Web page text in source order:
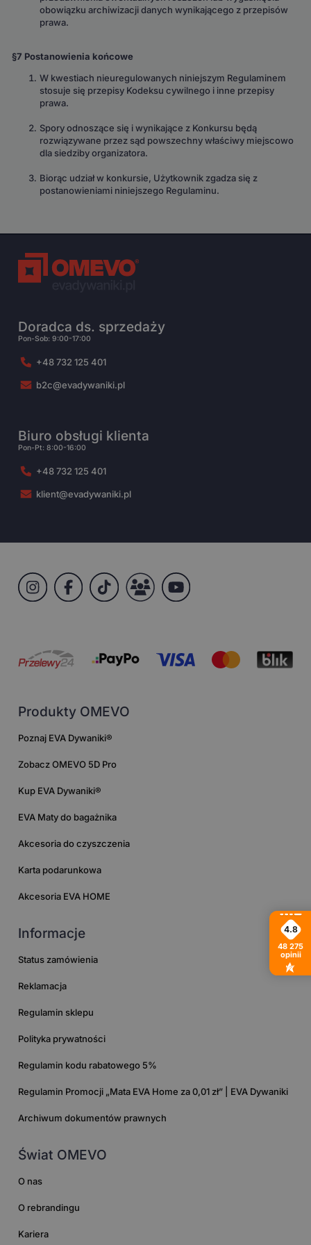
obowiązku archiwizacji danych wynikającego z przepisów
prawa.
§7 Postanowienia końcowe
W kwestiach nieuregulowanych niniejszym Regulaminem
stosuje się przepisy Kodeksu cywilnego i inne przepisy
prawa.
Spory odnoszące się i wynikające z Konkursu będą
rozwiązywane przez sąd powszechny właściwy miejscowo
dla siedziby organizatora.
Biorąc udział w konkursie, Użytkownik zgadza się z
postanowieniami niniejszego Regulaminu.
Doradca ds. sprzedaży
Pon-Sob: 9:00-17:00
+48 732 125 401
b2c@evadywaniki.pl
Biuro obsługi klienta
Pon-Pt: 8:00-16:00
+48 732 125 401
klient@evadywaniki.pl
Produkty OMEVO
Poznaj EVA Dywaniki®
Zobacz OMEVO 5D Pro
Kup EVA Dywaniki®
EVA Maty do bagażnika
Akcesoria do czyszczenia
Karta podarunkowa
Akcesoria EVA HOME
Informacje
Status zamówienia
Reklamacja
Regulamin sklepu
Polityka prywatności
Regulamin kodu rabatowego 5%
Regulamin Promocji „Mata EVA Home za 0,01 zł” | EVA Dywaniki
Archiwum dokumentów prawnych
Świat OMEVO
O nas
O rebrandingu
Kariera
4.8
48 275
opinii